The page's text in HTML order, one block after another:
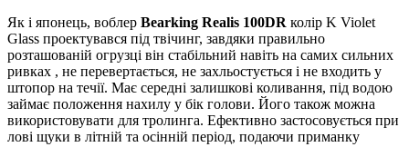
Як і японець, воблер Bearking Realis 100DR колір K Violet
Glass проектувався під твічинг, завдяки правильно
розташованій огрузці він стабільний навіть на самих сильних
ривках , не перевертається, не захльостується і не входить у
штопор на течії. Має середні залишкові коливання, під водою
займає положення нахилу у бік голови. Його також можна
використовувати для тролинга. Ефективно застосовується при
лові щуки в літній та осінній період, подаючи приманку